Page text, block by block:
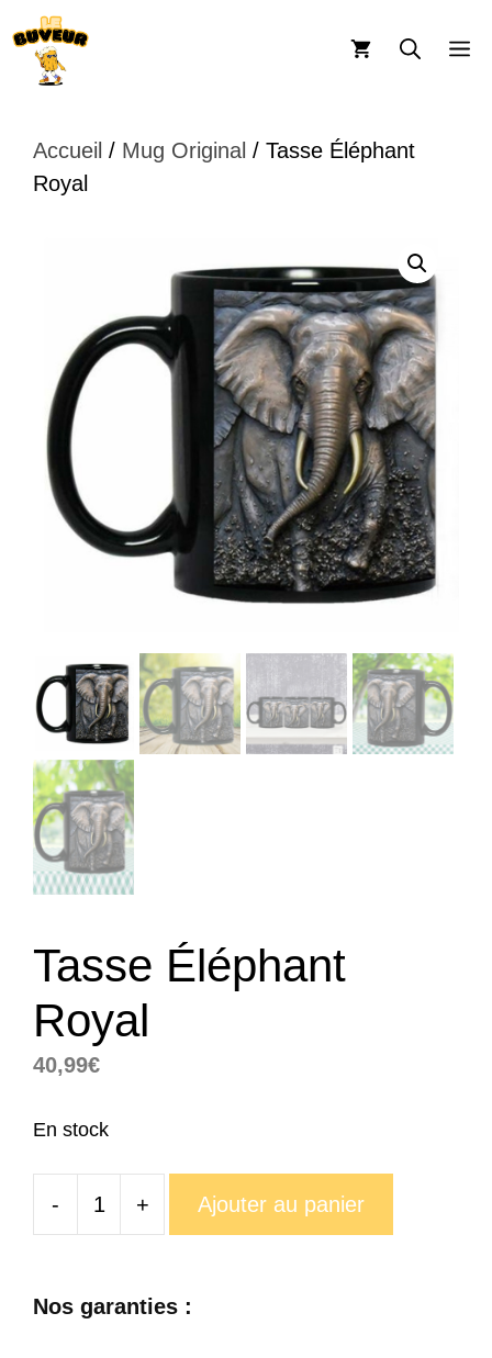
Aller
au
contenu
Accueil / Mug Original / Tasse Éléphant
Royal
Tasse Éléphant
Royal
40,99€
En stock
-
quantité
Éléphant
+ Ajouter au panier
Nos garanties :